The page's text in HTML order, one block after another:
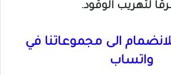
لتهريب الوقود.
الى مجموعاتنا في
واتساب